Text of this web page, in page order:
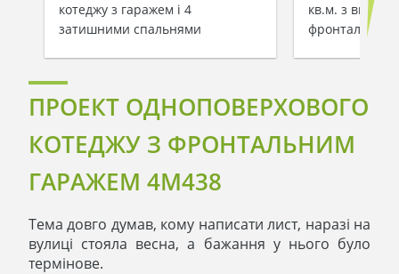
котеджу з гаражем і 4
затишними спальнями
кв.м. з
фронтальним
ПРОЕКТ ОДНОПОВЕРХОВОГО
КОТЕДЖУ З ФРОНТАЛЬНИМ
ГАРАЖЕМ 4M438
Тема довго думав, кому написати лист, наразі на
вулиці стояла весна, а бажання у нього було
термінове.